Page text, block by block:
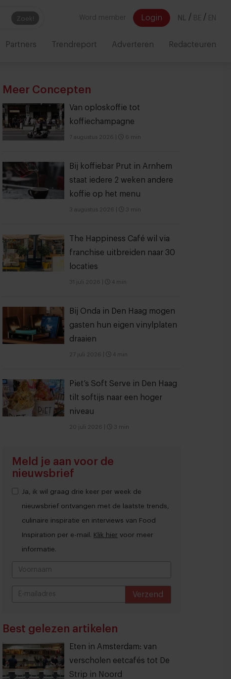
Zoek! Word member Login NL / BE / EN
Partners Trendreport Adverteren Redacteuren
Meer Concepten
Van oploskoffie tot
koffiechampagne
7 augustus 2026 6 min
Bij koffiebar Prut in Arnhem
staat iedere 2 weken andere
koffie op het menu
3 augustus 2026 3 min
The Happiness Café wil via
franchise uitbreiden naar 30
locaties
31 juli 2026 4 min
Bij Onda in Den Haag mogen
gasten hun eigen vinylplaten
draaien
27 juli 2026 4 min
Piet’s Soft Serve in Den Haag
tilt softijs naar een hoger
niveau
20 juli 2026 3 min
Meld je aan voor de
nieuwsbrief
Ja, ik wil graag drie keer per week de
nieuwsbrief ontvangen met de laatste trends,
culinaire inspiratie en interviews van Food
Inspiration per e-mail. Klik hier voor meer
informatie.
Verzend
Best gelezen artikelen
Eten in Amsterdam: van
verscholen eetcafés tot De
Strip in Noord